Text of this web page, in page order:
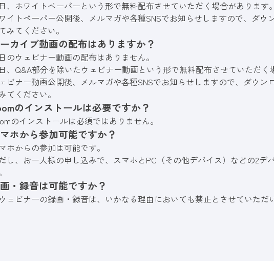
、ホワイトペーパーという形で無料配布させていただく場合があります。
イトペーパー公開後、メルマガや各種SNSでお知らせしますので、ダウ
みてください。
カイブ動画の配布はありますか？
のウェビナー動画の配布はありません。
、Q&A部分を除いたウェビナー動画という形で無料配布させていただく
ビナー動画公開後、メルマガや各種SNSでお知らせしますので、ダウン
てください。
のインストールは必要ですか？
のインストールは必須ではありません。
ホから参加可能ですか？
ホからの参加は可能です。
し、お一人様の申し込みで、スマホとPC（その他デバイス）などの2デ
・録音は可能ですか？
ェビナーの録画・録音は、いかなる理由においても禁止とさせていただ